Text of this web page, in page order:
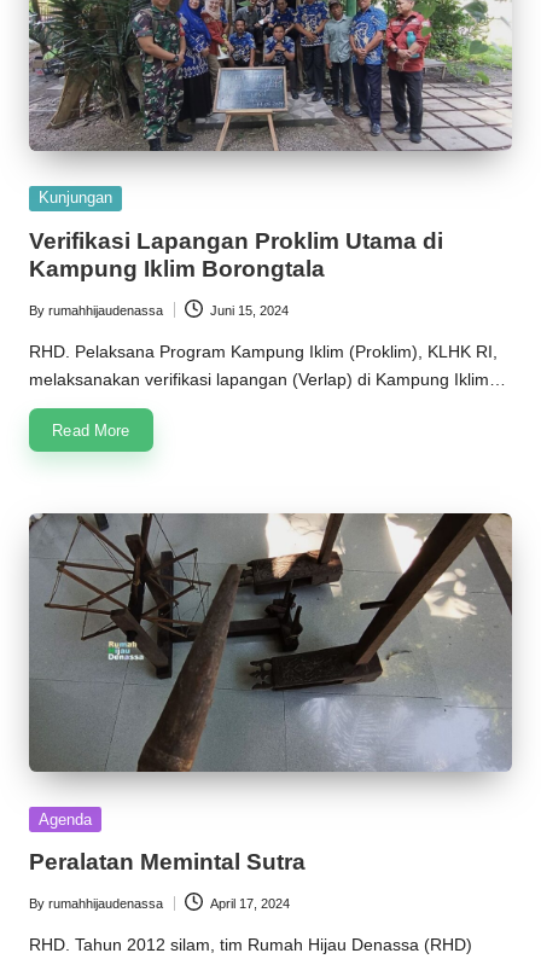
Posted
Kunjungan
Verifikasi Lapangan Proklim Utama di
Kampung Iklim Borongtala
Posted
by
By rumahhijaudenassa Juni 15, 2024
RHD. Pelaksana Program Kampung Iklim (Proklim), KLHK RI,
melaksanakan verifikasi lapangan (Verlap) di Kampung Iklim…
Read More
Posted
Agenda
Peralatan Memintal Sutra
Posted
by
By rumahhijaudenassa April 17, 2024
RHD. Tahun 2012 silam, tim Rumah Hijau Denassa (RHD)